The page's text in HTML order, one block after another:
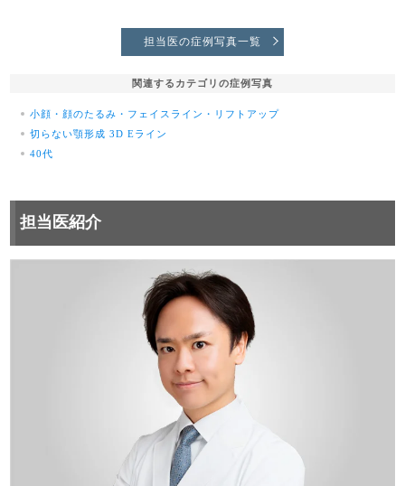
担当医の症例写真一覧
関連するカテゴリの症例写真
小顔・顔のたるみ・フェイスライン・リフトアップ
切らない顎形成 3D Eライン
40代
担当医紹介